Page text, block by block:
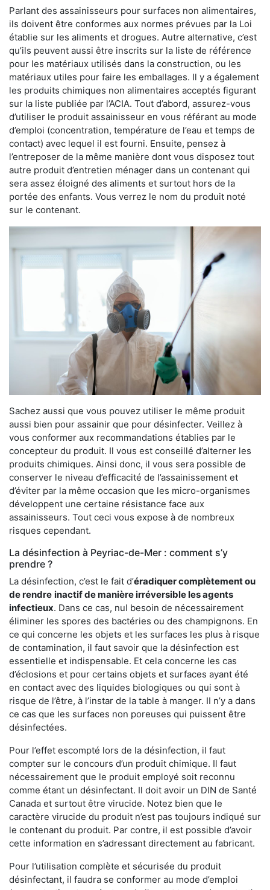
Parlant des assainisseurs pour surfaces non alimentaires,
ils doivent être conformes aux normes prévues par la Loi
établie sur les aliments et drogues. Autre alternative, c’est
qu’ils peuvent aussi être inscrits sur la liste de référence
pour les matériaux utilisés dans la construction, ou les
matériaux utiles pour faire les emballages. Il y a également
les produits chimiques non alimentaires acceptés figurant
sur la liste publiée par l’ACIA. Tout d’abord, assurez-vous
d’utiliser le produit assainisseur en vous référant au mode
d’emploi (concentration, température de l’eau et temps de
contact) avec lequel il est fourni. Ensuite, pensez à
l’entreposer de la même manière dont vous disposez tout
autre produit d’entretien ménager dans un contenant qui
sera assez éloigné des aliments et surtout hors de la
portée des enfants. Vous verrez le nom du produit noté
sur le contenant.
Sachez aussi que vous pouvez utiliser le même produit
aussi bien pour assainir que pour désinfecter. Veillez à
vous conformer aux recommandations établies par le
concepteur du produit. Il vous est conseillé d’alterner les
produits chimiques. Ainsi donc, il vous sera possible de
conserver le niveau d’efficacité de l’assainissement et
d’éviter par la même occasion que les micro-organismes
développent une certaine résistance face aux
assainisseurs. Tout ceci vous expose à de nombreux
risques cependant.
La désinfection à Peyriac-de-Mer : comment s’y
prendre ?
La désinfection, c’est le fait d’éradiquer complètement ou
de rendre inactif de manière irréversible les agents
infectieux. Dans ce cas, nul besoin de nécessairement
éliminer les spores des bactéries ou des champignons. En
ce qui concerne les objets et les surfaces les plus à risque
de contamination, il faut savoir que la désinfection est
essentielle et indispensable. Et cela concerne les cas
d’éclosions et pour certains objets et surfaces ayant été
en contact avec des liquides biologiques ou qui sont à
risque de l’être, à l’instar de la table à manger. II n’y a dans
ce cas que les surfaces non poreuses qui puissent être
désinfectées.
Pour l’effet escompté lors de la désinfection, il faut
compter sur le concours d’un produit chimique. Il faut
nécessairement que le produit employé soit reconnu
comme étant un désinfectant. Il doit avoir un DIN de Santé
Canada et surtout être virucide. Notez bien que le
caractère virucide du produit n’est pas toujours indiqué sur
le contenant du produit. Par contre, il est possible d’avoir
cette information en s’adressant directement au fabricant.
Pour l’utilisation complète et sécurisée du produit
désinfectant, il faudra se conformer au mode d’emploi